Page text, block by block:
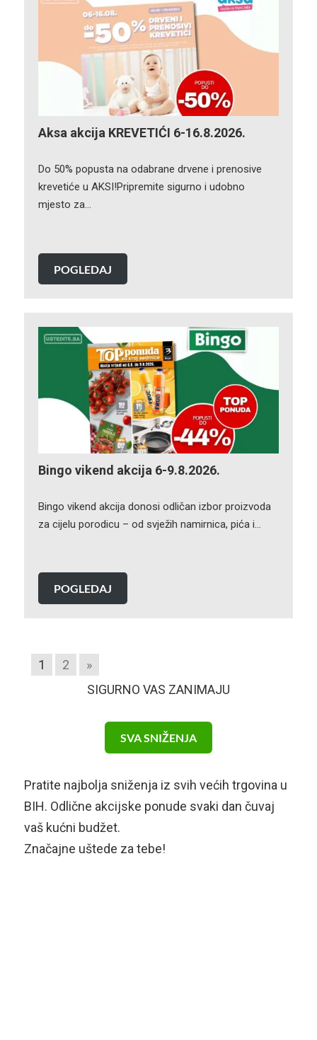
Aksa akcija KREVETIĆI 6-16.8.2026.
Do 50% popusta na odabrane drvene i prenosive
krevetiće u AKSI!Pripremite sigurno i udobno
mjesto za…
POGLEDAJ
Bingo vikend akcija 6-9.8.2026.
Bingo vikend akcija donosi odličan izbor proizvoda
za cijelu porodicu – od svježih namirnica, pića i…
POGLEDAJ
1 2
»
SIGURNO VAS ZANIMAJU
SVA SNIŽENJA
Pratite najbolja sniženja iz svih većih trgovina u
BIH. Odlične akcijske ponude svaki dan čuvaj
vaš kućni budžet.
Značajne uštede za tebe!